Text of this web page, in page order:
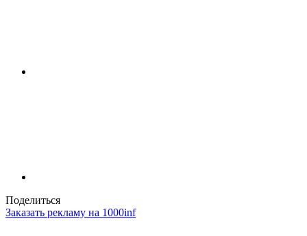
Поделиться
Заказать рекламу на 1000inf